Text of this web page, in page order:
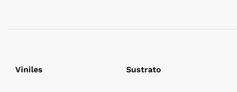
Viniles Sustrato